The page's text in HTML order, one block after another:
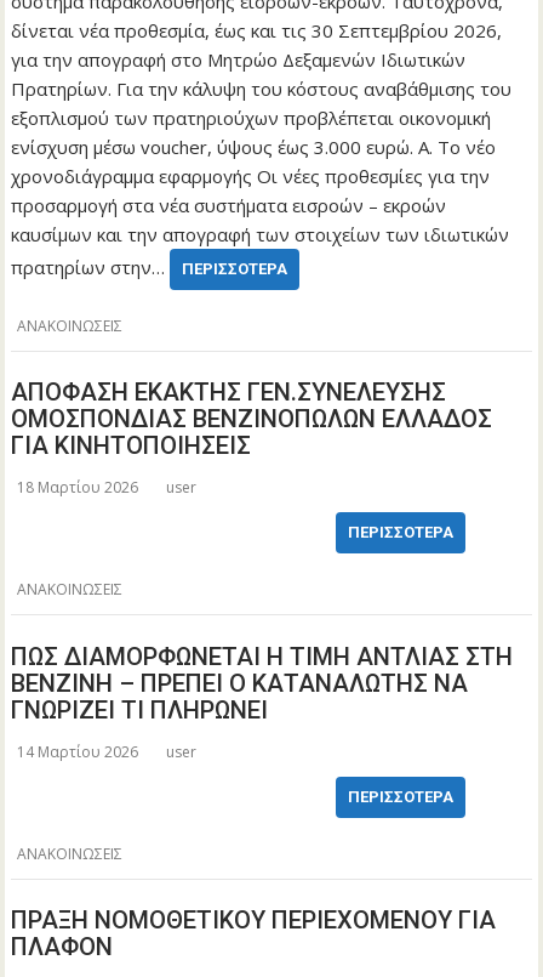
δίνεται νέα προθεσμία, έως και τις 30 Σεπτεμβρίου 2026,
για την απογραφή στο Μητρώο Δεξαμενών Ιδιωτικών
Πρατηρίων. Για την κάλυψη του κόστους αναβάθμισης του
εξοπλισμού των πρατηριούχων προβλέπεται οικονομική
ενίσχυση μέσω voucher, ύψους έως 3.000 ευρώ. Α. Το νέο
χρονοδιάγραμμα εφαρμογής Οι νέες προθεσμίες για την
προσαρμογή στα νέα συστήματα εισροών – εκροών
καυσίμων και την απογραφή των στοιχείων των ιδιωτικών
πρατηρίων στην…
ΠΕΡΙΣΣΌΤΕΡΑ
ΑΝΑΚΟΙΝΩΣΕΙΣ
ΑΠΟΦΑΣΗ ΕΚΑΚΤΗΣ ΓΕΝ.ΣΥΝΕΛΕΥΣΗΣ
ΟΜΟΣΠΟΝΔΙΑΣ ΒΕΝΖΙΝΟΠΩΛΩΝ ΕΛΛΑΔΟΣ
ΓΙΑ ΚΙΝΗΤΟΠΟΙΗΣΕΙΣ
18 Μαρτίου 2026 user
ΠΕΡΙΣΣΌΤΕΡΑ
ΑΝΑΚΟΙΝΩΣΕΙΣ
ΠΩΣ ΔΙΑΜΟΡΦΩΝΕΤΑΙ Η ΤΙΜΗ ΑΝΤΛΙΑΣ ΣΤΗ
ΒΕΝΖΙΝΗ – ΠΡΕΠΕΙ Ο ΚΑΤΑΝΑΛΩΤΗΣ ΝΑ
ΓΝΩΡΙΖΕΙ ΤΙ ΠΛΗΡΩΝΕΙ
14 Μαρτίου 2026 user
ΠΕΡΙΣΣΌΤΕΡΑ
ΑΝΑΚΟΙΝΩΣΕΙΣ
ΠΡΑΞΗ ΝΟΜΟΘΕΤΙΚΟΥ ΠΕΡΙΕΧΟΜΕΝΟΥ ΓΙΑ
ΠΛΑΦΟΝ